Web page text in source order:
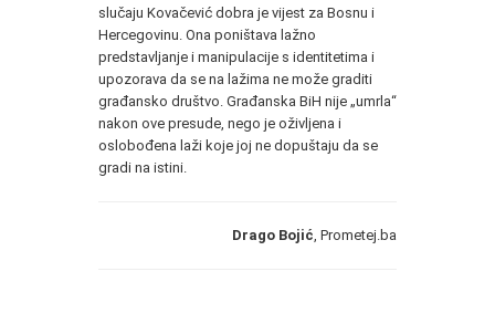
slučaju Kovačević dobra je vijest za Bosnu i
Hercegovinu. Ona poništava lažno
predstavljanje i manipulacije s identitetima i
upozorava da se na lažima ne može graditi
građansko društvo. Građanska BiH nije „umrla“
nakon ove presude, nego je oživljena i
oslobođena laži koje joj ne dopuštaju da se
gradi na istini.
Drago Bojić , Prometej.ba